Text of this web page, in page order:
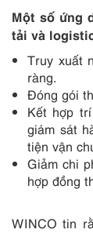
Một số ứng
tải và
Truy xuất
ràng.
Đóng gói
Kết hợp
giám sát
tiện vận
Giảm chi
hợp đồng
WINCO tin